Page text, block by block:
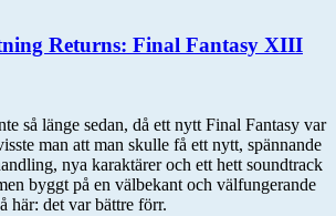
Returns: Final Fantasy XIII
så länge sedan, då ett nytt Final Fantasy var
man att man skulle få ett nytt, spännande
nya karaktärer och ett hett soundtrack
byggt på en välbekant och välfungerande
här: det var bättre förr.